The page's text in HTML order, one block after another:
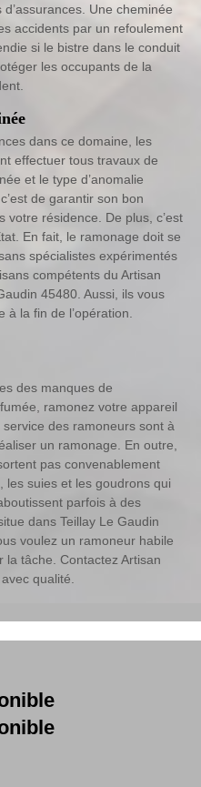
Une cheminée
accidents par un refoulement
si le bistre dans le conduit
les occupants de la
dans ce domaine, les
effectuer tous travaux de
et le type d’anomalie
de garantir son bon
votre résidence. De plus, c’est
En fait, le ramonage doit se
spécialistes expérimentés
compétents du Artisan
45480. Aussi, ils vous
à la fin de l’opération.
des manques de
ramonez votre appareil
des ramoneurs sont à
un ramonage. En outre,
pas convenablement
les suies et les goudrons qui
parfois à des
dans Teillay Le Gaudin
voulez un ramoneur habile
tâche. Contactez Artisan
qualité.